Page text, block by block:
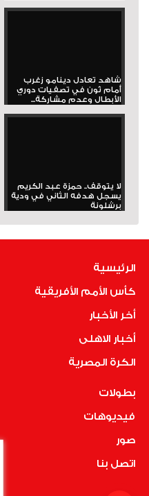
شاهد تعادل دينامو زغرب
أمام ثون في تصفيات دوري
الأبطال وعدم مشاركة...
لا يتوقف.. حمزة عبد الكريم
يسجل هدفه الثاني في ودية
برشلونة
الرئيسية
كأس الأمم الأفريقية
أخر الأخبار
أخبار الاهلى
الكرة المصرية
بطولات
فيديوهات
صور
اتصل بنا